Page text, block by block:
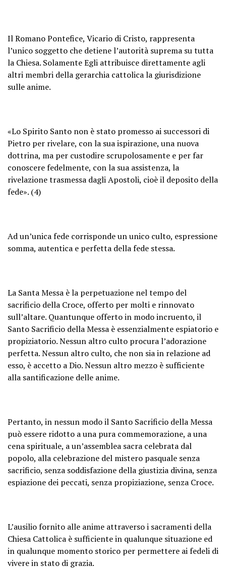
Il Romano Pontefice, Vicario di Cristo, rappresenta
l’unico soggetto che detiene l’autorità suprema su tutta
la Chiesa. Solamente Egli attribuisce direttamente agli
altri membri della gerarchia cattolica la giurisdizione
sulle anime.
«Lo Spirito Santo non è stato promesso ai successori di
Pietro per rivelare, con la sua ispirazione, una nuova
dottrina, ma per custodire scrupolosamente e per far
conoscere fedelmente, con la sua assistenza, la
rivelazione trasmessa dagli Apostoli, cioè il deposito della
fede». (4)
Ad un’unica fede corrisponde un unico culto, espressione
somma, autentica e perfetta della fede stessa.
La Santa Messa è la perpetuazione nel tempo del
sacrificio della Croce, offerto per molti e rinnovato
sull’altare. Quantunque offerto in modo incruento, il
Santo Sacrificio della Messa è essenzialmente espiatorio e
propiziatorio. Nessun altro culto procura l’adorazione
perfetta. Nessun altro culto, che non sia in relazione ad
esso, è accetto a Dio. Nessun altro mezzo è sufficiente
alla santificazione delle anime.
Pertanto, in nessun modo il Santo Sacrificio della Messa
può essere ridotto a una pura commemorazione, a una
cena spirituale, a un’assemblea sacra celebrata dal
popolo, alla celebrazione del mistero pasquale senza
sacrificio, senza soddisfazione della giustizia divina, senza
espiazione dei peccati, senza propiziazione, senza Croce.
L’ausilio fornito alle anime attraverso i sacramenti della
Chiesa Cattolica è sufficiente in qualunque situazione ed
in qualunque momento storico per permettere ai fedeli di
vivere in stato di grazia.